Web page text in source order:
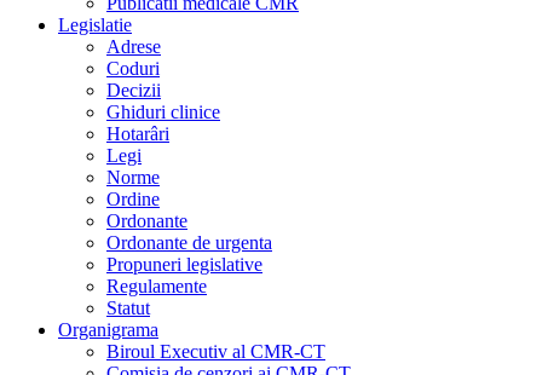
Legislatie
Adrese
Coduri
Decizii
Ghiduri clinice
Hotarâri
Legi
Norme
Ordine
Ordonante
Ordonante de urgenta
Propuneri legislative
Regulamente
Statut
Organigrama
Biroul Executiv al CMR-CT